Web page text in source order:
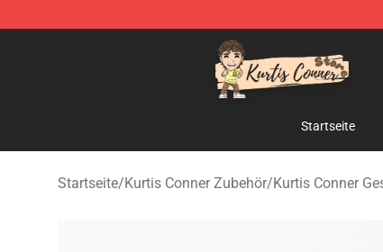
Kurtis Conner Store - Official Kurtis Conner
Startseite
Startseite/Kurtis Conner Zubehör/Kurtis Conner